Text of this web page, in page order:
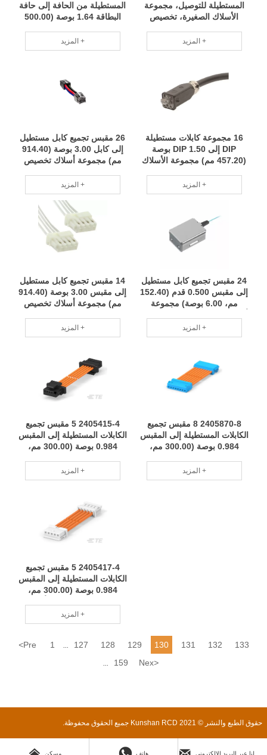
المستطيلة من الحافة إلى حافة
البطاقة 1.64 بوصة (500.00
صغيرة تخصيص فريق محترف
RCD
المزيد +
المستطيلة للتوصيل، مجموعة
الأسلاك الصغيرة، تخصيص
RCDالمزيد +
26 مقبس تجميع كابل مستطيل
إلى كابل 3.00 بوصة (914.40
مم) مجموعة أسلاك تخصيص
RCDالمزيد +
16 مجموعة كابلات مستطيلة
DIP إلى DIP 1.50 بوصة
(457.20 مم) مجموعة الأسلاك
فريق محترف RCD
المزيد +
14 مقبس تجميع كابل مستطيل
إلى مقبس 3.00 بوصة (914.40
مم) مجموعة أسلاك تخصيص
RCDالمزيد +
24 مقبس تجميع كابل مستطيل
إلى مقبس 0.500 قدم (152.40
مم، 6.00 بوصة) مجموعة
فريق محترف RCD
المزيد +
2405415-4 5 مقبس تجميع
الكابلات المستطيلة إلى المقبس
0.984 بوصة (300.00 مم،
بانتظام
المزيد +
2405870-8 8 مقبس تجميع
الكابلات المستطيلة إلى المقبس
0.984 بوصة (300.00 مم،
نطاق واسع للاستخدام الأخضر
والصديق للبيئة RCD
المزيد +
2405417-4 5 مقبس تجميع
الكابلات المستطيلة إلى المقبس
0.984 بوصة (300.00 مم،
وصديق للبيئة وموفر للطاقة
وتقليل استهلاك RCD
المزيد +
<Pre 1 127 128 129 130 131 132 133
159 Nex>
حقوق الطبع والنشر © 2021 Kunshan RCD جميع الحقوق محفوظة.
مسكن هاتف